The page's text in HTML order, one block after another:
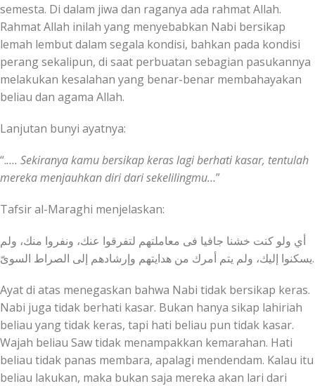
semesta. Di dalam jiwa dan raganya ada rahmat Allah.
Rahmat Allah inilah yang menyebabkan Nabi bersikap
lemah lembut dalam segala kondisi, bahkan pada kondisi
perang sekalipun, di saat perbuatan sebagian pasukannya
melakukan kesalahan yang benar-benar membahayakan
beliau dan agama Allah.
Lanjutan bunyi ayatnya:
“.…. Sekiranya kamu bersikap keras lagi berhati kasar, tentulah
mereka menjauhkan diri dari sekelilingmu…”
Tafsir al-Maraghi menjelaskan:
يسكنوا إليك، ولم يتم أمرك من هدايتهم وإرشادهم إلى الصراط السوىّ.
Ayat di atas menegaskan bahwa Nabi tidak bersikap keras.
Nabi juga tidak berhati kasar. Bukan hanya sikap lahiriah
beliau yang tidak keras, tapi hati beliau pun tidak kasar.
Wajah beliau Saw tidak menampakkan kemarahan. Hati
beliau tidak panas membara, apalagi mendendam. Kalau itu
beliau lakukan, maka bukan saja mereka akan lari dari